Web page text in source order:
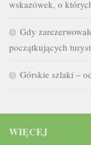
wskazówek, o
Gdy
początkujących
Górskie szlaki –
WIĘCEJ